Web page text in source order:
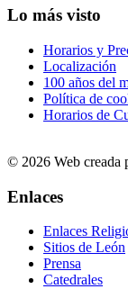
Lo más visto
Horarios y
Localización
100 años del
Política de
Horarios de
© 2026 Web creada
Enlaces
Enlaces
Sitios de León
Prensa
Catedrales